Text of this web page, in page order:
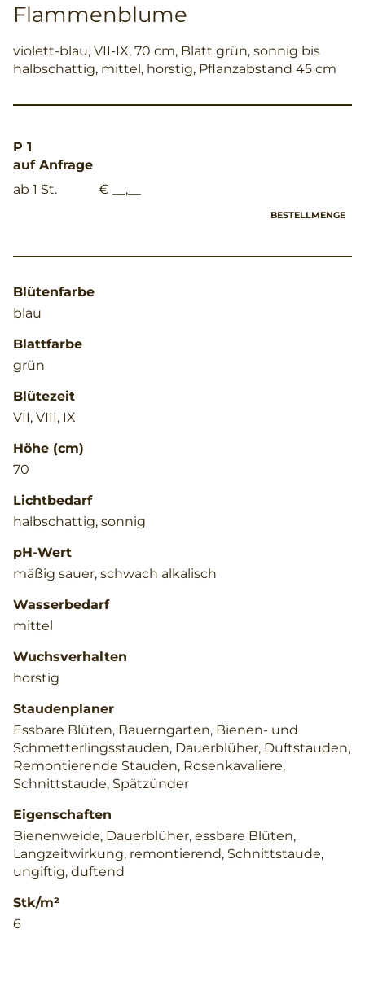
Flammenblume
violett-blau, VII-IX, 70 cm, Blatt grün, sonnig bis
halbschattig, mittel, horstig, Pflanzabstand 45 cm
P 1
auf Anfrage
ab 1 St.
€ __,__
BESTELLMENGE
Blütenfarbe
blau
Blattfarbe
grün
Blütezeit
VII, VIII, IX
Höhe (cm)
70
Lichtbedarf
halbschattig, sonnig
pH-Wert
mäßig sauer, schwach alkalisch
Wasserbedarf
mittel
Wuchsverhalten
horstig
Staudenplaner
Essbare Blüten, Bauerngarten, Bienen- und
Schmetterlingsstauden, Dauerblüher, Duftstauden,
Remontierende Stauden, Rosenkavaliere,
Schnittstaude, Spätzünder
Eigenschaften
Bienenweide, Dauerblüher, essbare Blüten,
Langzeitwirkung, remontierend, Schnittstaude,
ungiftig, duftend
Stk/m²
6